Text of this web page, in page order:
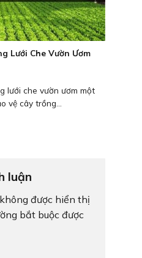
Lưới Che Vườn Ươm
lưới che vườn ươm một
vệ cây trồng...
luận
được hiển thị
bắt buộc được